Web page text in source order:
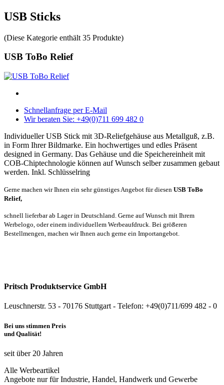
USB Sticks
(Diese Kategorie enthält 35 Produkte)
USB ToBo Relief
Schnellanfrage per E-Mail
Wir beraten Sie: +49(0)711 699 482 0
Individueller USB Stick mit 3D-Reliefgehäuse aus Metallguß, z.B.
in Form Ihrer Bildmarke. Ein hochwertiges und edles Präsent
designed in Germany. Das Gehäuse und die Speichereinheit mit
COB-Chiptechnologie können auf Wunsch selber zusammen gebaut
werden. Inkl. Schlüsselring
Gerne machen wir Ihnen ein sehr günstiges Angebot für diesen USB ToBo
Relief,
schnell lieferbar ab Lager in Deutschland. Gerne auf Wunsch mit Ihrem
Werbelogo, oder einem individuellem Werbeaufdruck. Bei größeren
Bestellmengen, machen wir Ihnen auch gerne ein Importangebot.
Pritsch Produktservice GmbH
Leuschnerstr. 53 - 70176 Stuttgart - Telefon: +49(0)711/699 482 - 0
Bei uns stimmen Preis
und Qualität!
seit über 20 Jahren
Alle Werbeartikel
Angebote nur für Industrie, Handel, Handwerk und Gewerbe